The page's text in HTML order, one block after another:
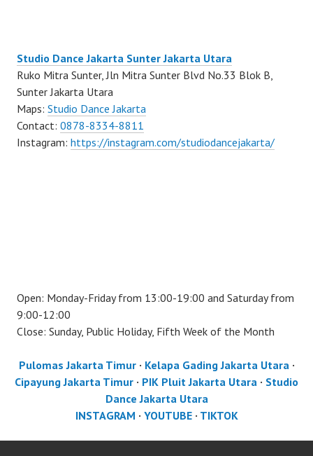
Studio Dance Jakarta Sunter Jakarta Utara
Ruko Mitra Sunter, Jln Mitra Sunter Blvd No.33 Blok B,
Sunter Jakarta Utara
Maps: Studio Dance Jakarta
Contact: 0878-8334-8811
Instagram: https://instagram.com/studiodancejakarta/
Open: Monday-Friday from 13:00-19:00 and Saturday from
9:00-12:00
Close: Sunday, Public Holiday, Fifth Week of the Month
Pulomas Jakarta Timur· Kelapa Gading Jakarta Utara·
Cipayung Jakarta Timur · PIK Pluit Jakarta Utara · Studio
Dance Jakarta Utara
INSTAGRAM · YOUTUBE· TIKTOK